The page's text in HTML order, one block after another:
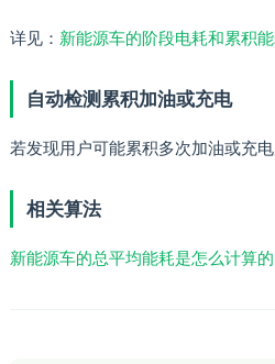
详见： 新能源车的阶段电耗和累积
自动检测累积加油或充电
若发现用户可能累积多次加油或充
相关算法
新能源车的总平均能耗是怎么计算的